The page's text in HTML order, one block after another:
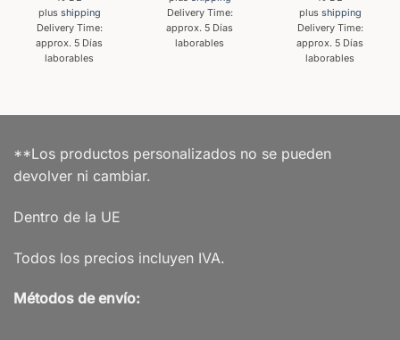
plus shipping
Delivery Time:
approx. 5 Días
laborables
Delivery Time:
approx. 5 Días
laborables
plus shipping
Delivery Time:
approx. 5 Días
laborables
**Los productos personalizados no se pueden
devolver ni cambiar.
Dentro de la UE
Todos los precios incluyen IVA.
Métodos de envío: